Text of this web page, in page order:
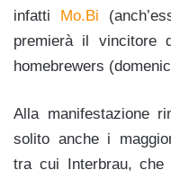
infatti Mo.Bi
premierà il vincitore
homebrewers
Alla manifestazione
solito anche i
tra cui Interbrau, che